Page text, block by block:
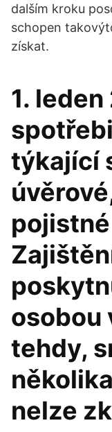
dalším kroku
schopen
získat.
1. leden
týkající
osobou
tehdy,
nelze